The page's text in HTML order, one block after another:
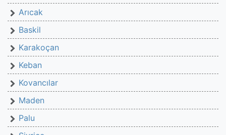
Arıcak
Baskil
Karakoçan
Keban
Kovancılar
Maden
Palu